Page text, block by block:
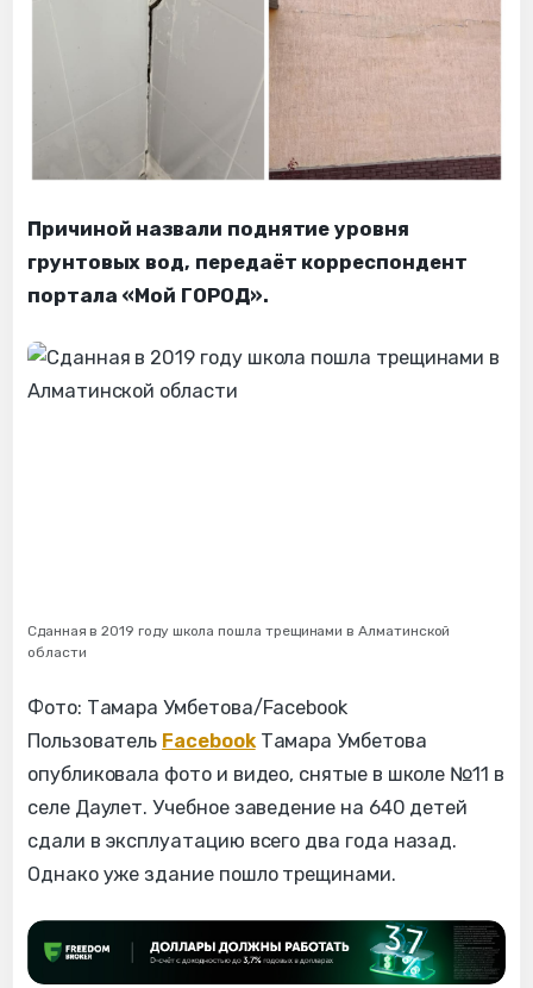
Причиной назвали поднятие уровня
грунтовых вод, передаёт корреспондент
портала «Мой ГОРОД».
Сданная в 2019 году школа пошла трещинами в Алматинской
области
Фото: Тамара Умбетова/Facebook
Пользователь FacebookТамара Умбетова
опубликовала фото и видео, снятые в школе №11 в
селе Даулет. Учебное заведение на 640 детей
сдали в эксплуатацию всего два года назад.
Однако уже здание пошло трещинами.